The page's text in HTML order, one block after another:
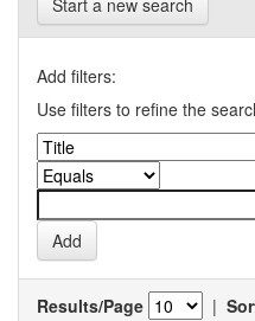
Start a new search
Add filters:
Use filters to refine the
Results/Page |